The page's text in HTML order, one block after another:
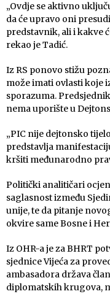
„Ovdje se aktivno
da će upravo oni
predstavnik, ali i kakve
rekao je Tadić.
Iz RS ponovo stižu
može imati ovlasti koje
sporazuma.
nema uporište u
„PIC nije dejtonsko
predstavlja
kršiti međunarodno
Politički analitičari
saglasnost između
unije, te da pitanje
okvire same Bosne i
Iz OHR-a je za BHRT
sjednice Vijeća za
ambasadora država
diplomatskih krugova,